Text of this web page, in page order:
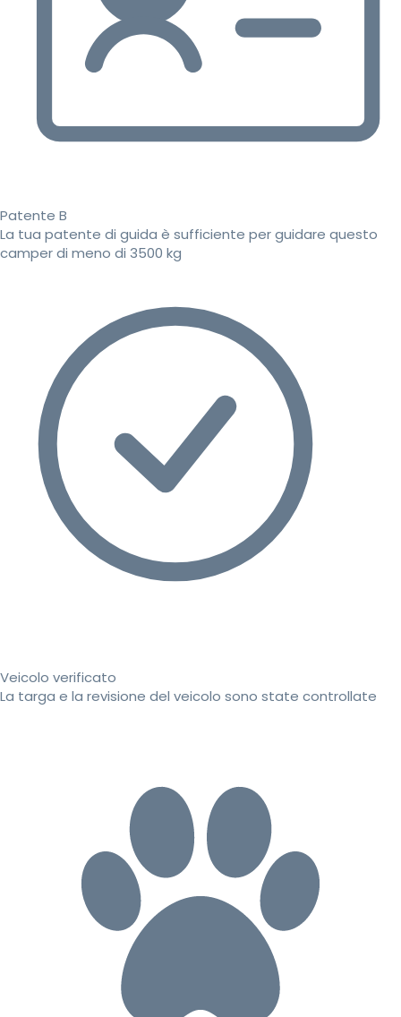
Patente B
La tua patente di guida è sufficiente per guidare questo
camper di meno di 3500 kg
Veicolo verificato
La targa e la revisione del veicolo sono state controllate